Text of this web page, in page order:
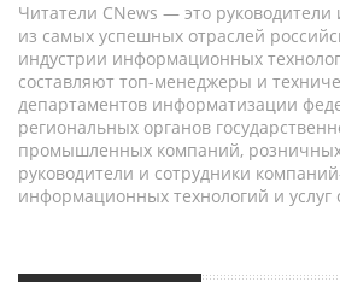
Читатели CNews — это руководители
из самых успешных отраслей
индустрии информационных
составляют топ-менеджеры и
департаментов информатизации
региональных органов
промышленных компаний, розничных
руководители и сотрудники
информационных технологий и услуг